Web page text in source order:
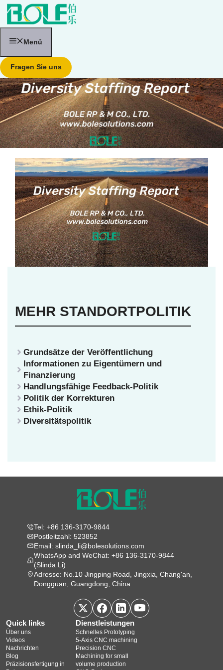
Zum
Inhalt
springen
Menü
Fragen Sie uns
MEHR STANDORTPOLITIK
Grundsätze der Veröffentlichung
Informationen zu Eigentümern und
Finanzierung
Handlungsfähige Feedback-Politik
Politik der Korrekturen
Ethik-Politik
Diversitätspolitik
Tel: +86 136-3170-9844
Postleitzahl: 523852
Email: slinda_li@bolesolutions.com
WhatsApp and WeChat: +86 136-3170-9844
(Slinda Li)
Adresse: No.10 Jingping Road, Jingxia, Chang'an,
Dongguan, Guangdong, China
Quick links
Über uns
Videos
Nachrichten
Blog
Präzisionsfertigung in
Dienstleistungen
Schnelles Prototyping
5‑Axis CNC machining
Precision CNC
Machining for small
volume production